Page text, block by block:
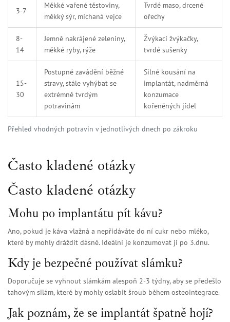
Přehled vhodných potravin v jednotlivých dnech po zákroku
3-7
Měkké vařené těstoviny,
měkký sýr, míchaná vejce
Tvrdé maso, drcené
ořechy
8-
14
Jemně nakrájené zeleniny,
měkké ryby, rýže
Žvýkací žvýkačky,
tvrdé sušenky
15-
30
Postupné zavádění běžné
stravy, stále vyhýbat se
extrémně tvrdým
potravinám
Silné kousání na
implantát, nadměrná
konzumace
kořeněných jídel
Často kladené otázky
Často kladené otázky
Mohu po implantátu pít kávu?
Ano, pokud je káva vlažná a nepřidáváte do ní cukr nebo mléko,
které by mohly dráždit dásně. Ideální je konzumovat ji po 3.dnu.
Kdy je bezpečné používat slámku?
Doporučuje se vyhnout slámkám alespoň 2-3 týdny, aby se předešlo
tahovým silám, které by mohly oslabit šroub během osteointegrace.
Jak poznám, že se implantát špatně hojí?